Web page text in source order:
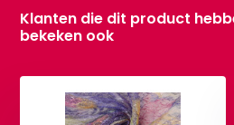
Klanten die dit product
bekeken ook